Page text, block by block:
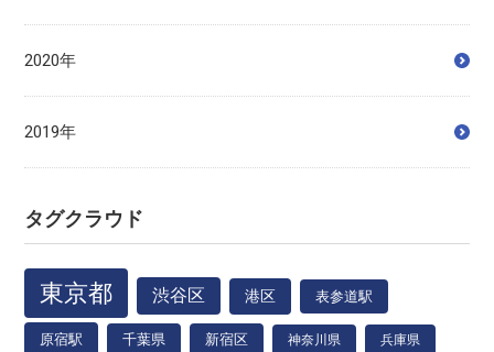
2020年
2019年
タグクラウド
東京都 渋谷区 港区 表参道駅
原宿駅 千葉県 新宿区 神奈川県 兵庫県